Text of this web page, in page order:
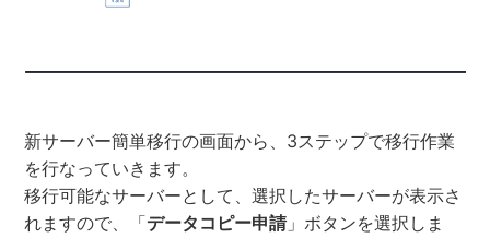
新サーバー簡単移行の画面から、3ステップで移行作業
を行なっていきます。
移行可能なサーバーとして、選択したサーバーが表示さ
れますので、「データコピー申請」ボタンを選択しま